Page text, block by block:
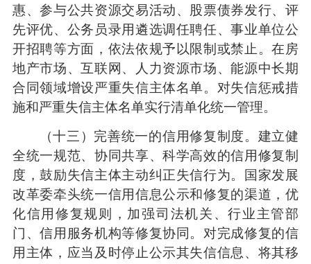
惠、参与公共资源交易活动、股票债券发行、评
先评优、公务员录用遴选调任聘任、事业单位公
开招聘等方面，依法依规予以限制或禁止。在房
地产市场、互联网、人力资源市场、能源中长期
合同领域增设严重失信主体名单。对失信惩戒措
施和严重失信主体名单实行清单化统一管理。
（十三）完善统一的信用修复制度。建立健
全统一规范、协同共享、科学高效的信用修复制
度，鼓励失信主体主动纠正失信行为。国家发展
改革委牵头统一信用信息公示和修复的渠道，优
化信用修复规则，加强司法机关、行业主管部
门、信用服务机构等修复协同。对完成修复的信
用主体，应当及时停止公示其失信信息、将其移